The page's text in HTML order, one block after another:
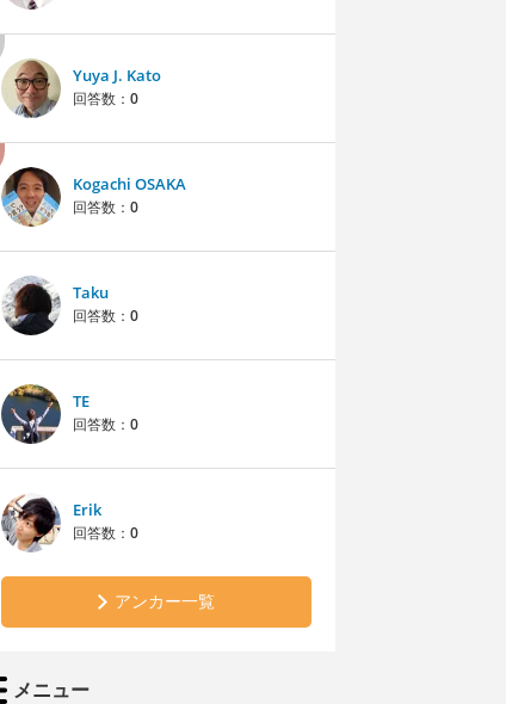
Yuya J. Kato
回答数： 0
Kogachi OSAKA
回答数： 0
Taku
回答数： 0
TE
回答数： 0
Erik
回答数： 0
アンカー一覧
メニュー